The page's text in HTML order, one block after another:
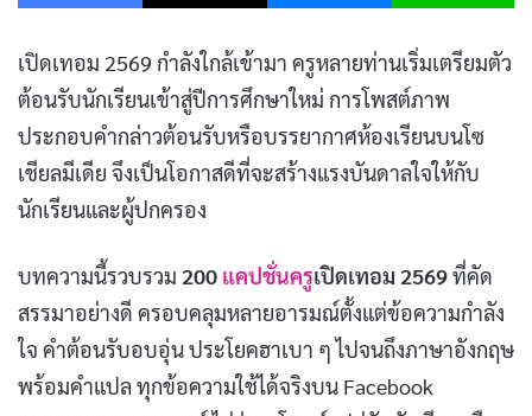
เปิดเทอม 2569 กำลังใกล้เข้ามา ครูหลายท่านเริ่มเตรียมตัว
ต้อนรับนักเรียนเข้าสู่ปีการศึกษาใหม่ การโพสต์ภาพ
ประกอบคำกล่าวต้อนรับหรือบรรยากาศห้องเรียนบนโซ
เชียลมีเดีย จึงเป็นโอกาสดีที่จะสร้างแรงบันดาลใจให้กับ
นักเรียนและผู้ปกครอง
บทความนี้รวบรวม 200 แคปชั่นครูเปิดเทอม 2569ที่คัด
สรรมาอย่างดี ครอบคลุมหลายอารมณ์ตั้งแต่ข้อความกำลัง
ใจ คำต้อนรับอบอุ่น ประโยคฮาเบา ๆ ไปจนถึงภาษาอังกฤษ
พร้อมคำแปล ทุกข้อความใช้ได้จริงบน Facebook